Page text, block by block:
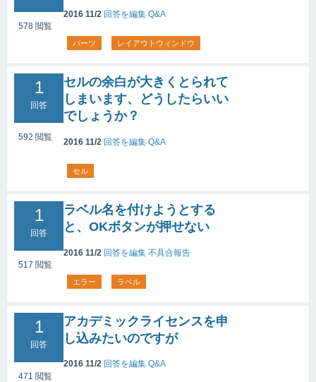
578 閲覧
2016 11/2 回答を編集 Q&A
パーツ レイアウトウィンドウ
1
回答
592 閲覧
セルの余白が大きくとられて
しまいます、どうしたらいい
でしょうか？
2016 11/2 回答を編集 Q&A
セル
1
回答
517 閲覧
ラベル名を付けようとする
と、OKボタンが押せない
2016 11/2 回答を編集 不具合報告
エラー ラベル
1
回答
471 閲覧
アカデミックライセンスを申
し込みたいのですが
2016 11/2 回答を編集 Q&A